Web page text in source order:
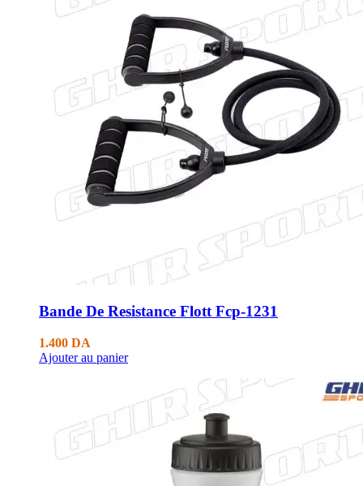
Bande De Resistance Flott Fcp-1231
1.400 DA
Ajouter au panier